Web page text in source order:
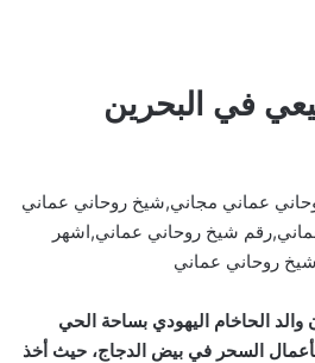
في البحرين
عماني مجاني,شيخ روحاني عماني
شيخ روحاني عماني,اشهر
روحاني عماني
الحاخام اليهودي بساحة الحي
السحر في بيض الدجاج، حيث أخذ